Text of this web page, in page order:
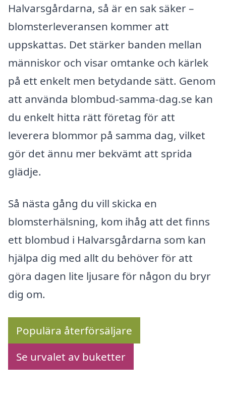
Halvarsgårdarna, så är en sak säker –
blomsterleveransen kommer att
uppskattas. Det stärker banden mellan
människor och visar omtanke och kärlek
på ett enkelt men betydande sätt. Genom
att använda blombud-samma-dag.se kan
du enkelt hitta rätt företag för att
leverera blommor på samma dag, vilket
gör det ännu mer bekvämt att sprida
glädje.
Så nästa gång du vill skicka en
blomsterhälsning, kom ihåg att det finns
ett blombud i Halvarsgårdarna som kan
hjälpa dig med allt du behöver för att
göra dagen lite ljusare för någon du bryr
dig om.
Populära återförsäljare
Se urvalet av buketter